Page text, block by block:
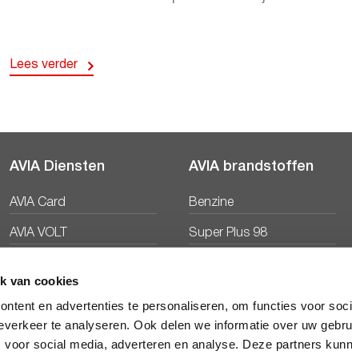
van cookies
en advertenties te personaliseren, om functies voor
te analyseren. Ook delen we informatie over uw
social media, adverteren en analyse. Deze partners
Lees verder
AVIA Diensten
AVIA Card
AVIA VOLT
AVIA brandstoffen
Benzine
Super Plus 98